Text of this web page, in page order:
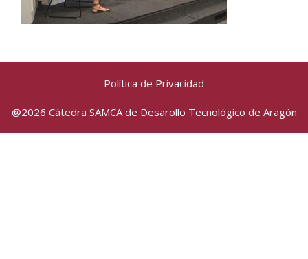
Política de Privacidad
@2026 Cátedra SAMCA de Desarollo Tecnológico de Aragón